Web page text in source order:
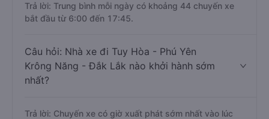
Trả lời: Trung bình mỗi ngày có khoảng 44 chuyến xe
bắt đầu từ 6:00 đến 17:45.
Câu hỏi: Nhà xe đi Tuy Hòa - Phú Yên
Krông Năng - Đắk Lắk nào khởi hành sớm
nhất?
Trả lời: Chuyến xe có giờ xuất phát sớm nhất vào lúc